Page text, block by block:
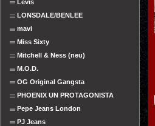
Levis
LONSDALE/BENLEE
mavi
Miss Sixty
Mitchell & Ness (neu)
M.O.D.
OG Original Gangsta
PHOENIX UN PROTAGONISTA
Pepe Jeans London
PJ Jeans